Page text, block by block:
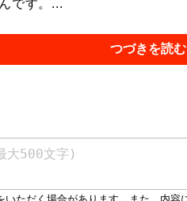
です。...
つづきを読む